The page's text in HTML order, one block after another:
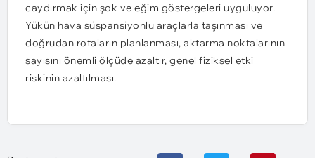
caydırmak için şok ve eğim göstergeleri uyguluyor.
Yükün hava süspansiyonlu araçlarla taşınması ve
doğrudan rotaların planlanması, aktarma noktalarının
sayısını önemli ölçüde azaltır, genel fiziksel etki
riskinin azaltılması.